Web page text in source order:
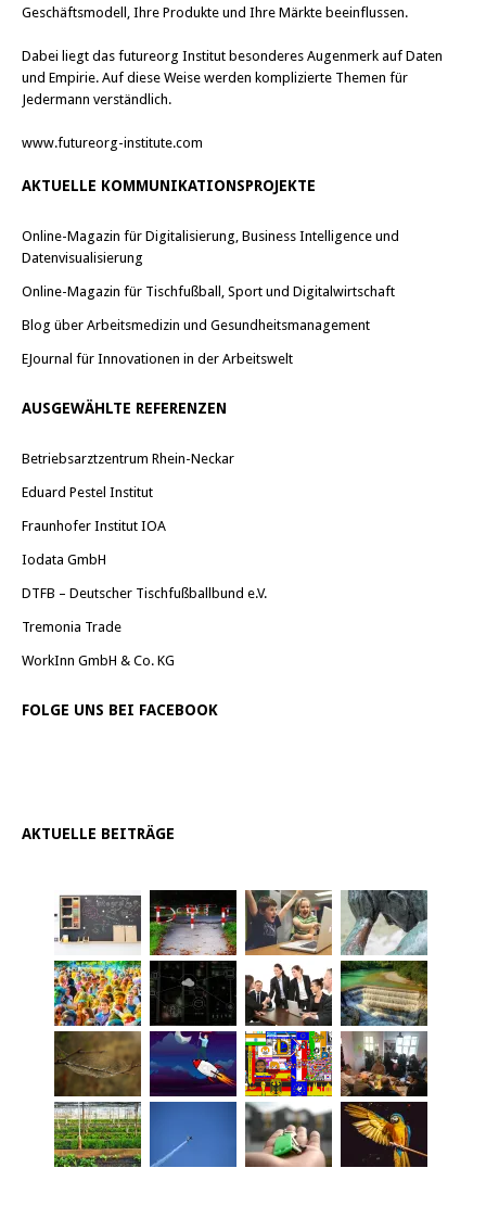
Geschäftsmodell, Ihre Produkte und Ihre Märkte beeinflussen.
Dabei liegt das futureorg Institut besonderes Augenmerk auf Daten
und Empirie. Auf diese Weise werden komplizierte Themen für
Jedermann verständlich.
www.futureorg-institute.com
AKTUELLE KOMMUNIKATIONSPROJEKTE
Online-Magazin für Digitalisierung, Business Intelligence und
Datenvisualisierung
Online-Magazin für Tischfußball, Sport und Digitalwirtschaft
Blog über Arbeitsmedizin und Gesundheitsmanagement
EJournal für Innovationen in der Arbeitswelt
AUSGEWÄHLTE REFERENZEN
Betriebsarztzentrum Rhein-Neckar
Eduard Pestel Institut
Fraunhofer Institut IOA
Iodata GmbH
DTFB – Deutscher Tischfußballbund e.V.
Tremonia Trade
WorkInn GmbH & Co. KG
FOLGE UNS BEI FACEBOOK
AKTUELLE BEITRÄGE